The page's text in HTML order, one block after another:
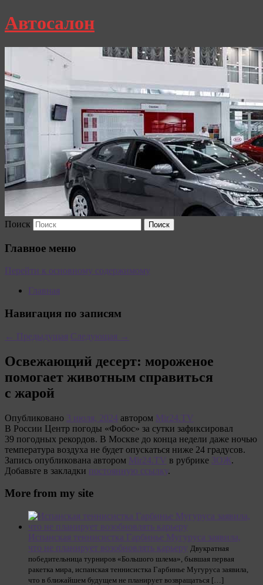
Автосалон
Поиск
Главное меню
Перейти к основному содержимому
Главная
Навигация по записям
← Предыдущая Следующая →
Освежающий десерт: мороженое
помогает животным справиться
с жарой
Опубликовано 3 июля, 2024 автором Mir24.TV
В России Центр погоды «Фобос» за сутки зафиксировал
39 погодных рекордов. В Москве до конца недели даже ночью
температура воздуха не будет опускаться ниже 24 градусов.
Запись опубликована автором Mir24.TV в рубрике ЗОЖ.
Добавьте в закладки постоянную ссылку.
More from my site
Испанская теннисистка Гарбинье Мугуруса заявила,
что не планирует возобновлять карьеру Двукратная
победительница турниров «Большого шлема», бывшая первая
ракетка мира, испанская теннисистка Гарбинье Мугуруса заявила,
что в ближайшем будущем не планирует возвращаться […]